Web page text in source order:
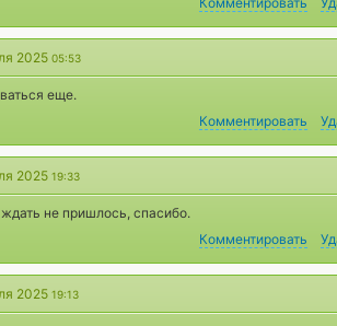
2025 05:53
еще.
Комментировать
2025 19:33
не пришлось, спасибо.
Комментировать
2025 19:13